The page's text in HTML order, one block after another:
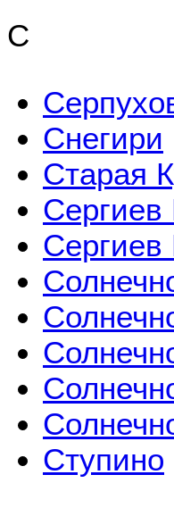
С
Снегири
Старая
Ступино